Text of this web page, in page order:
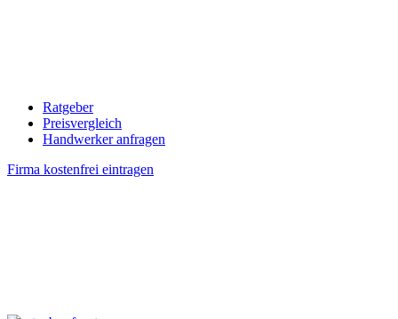
Ratgeber
Preisvergleich
Handwerker anfragen
Firma kostenfrei eintragen